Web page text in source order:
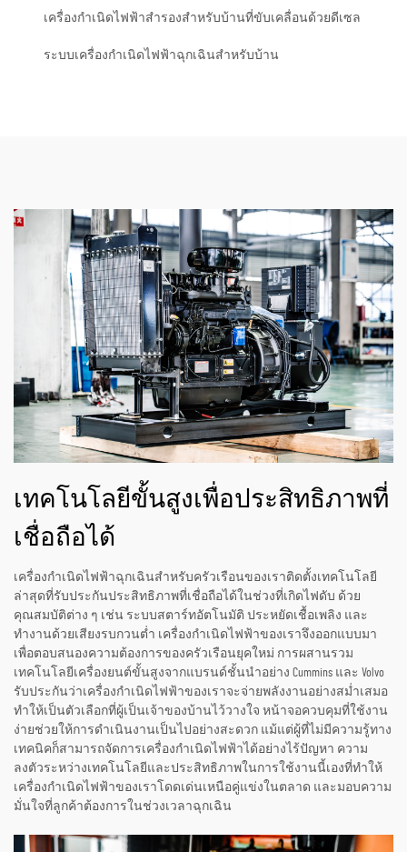
เครื่องกำเนิดไฟฟ้าสำรองสำหรับบ้านที่ขับเคลื่อนด้วยดีเซล
ระบบเครื่องกำเนิดไฟฟ้าฉุกเฉินสำหรับบ้าน
เทคโนโลยีขั้นสูงเพื่อประสิทธิภาพที่
เชื่อถือได้
เครื่องกำเนิดไฟฟ้าฉุกเฉินสำหรับครัวเรือนของเราติดตั้งเทคโนโลยี
ล่าสุดที่รับประกันประสิทธิภาพที่เชื่อถือได้ในช่วงที่เกิดไฟดับ ด้วย
คุณสมบัติต่าง ๆ เช่น ระบบสตาร์ทอัตโนมัติ ประหยัดเชื้อเพลิง และ
ทำงานด้วยเสียงรบกวนต่ำ เครื่องกำเนิดไฟฟ้าของเราจึงออกแบบมา
เพื่อตอบสนองความต้องการของครัวเรือนยุคใหม่ การผสานรวม
เทคโนโลยีเครื่องยนต์ขั้นสูงจากแบรนด์ชั้นนำอย่าง Cummins และ Volvo
รับประกันว่าเครื่องกำเนิดไฟฟ้าของเราจะจ่ายพลังงานอย่างสม่ำเสมอ
ทำให้เป็นตัวเลือกที่ผู้เป็นเจ้าของบ้านไว้วางใจ หน้าจอควบคุมที่ใช้งาน
ง่ายช่วยให้การดำเนินงานเป็นไปอย่างสะดวก แม้แต่ผู้ที่ไม่มีความรู้ทาง
เทคนิคก็สามารถจัดการเครื่องกำเนิดไฟฟ้าได้อย่างไร้ปัญหา ความ
ลงตัวระหว่างเทคโนโลยีและประสิทธิภาพในการใช้งานนี้เองที่ทำให้
เครื่องกำเนิดไฟฟ้าของเราโดดเด่นเหนือคู่แข่งในตลาด และมอบความ
มั่นใจที่ลูกค้าต้องการในช่วงเวลาฉุกเฉิน